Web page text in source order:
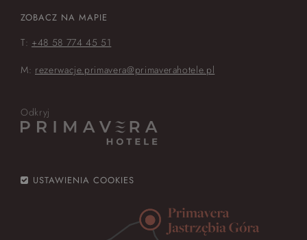
ZOBACZ NA MAPIE
T: +48 58 774 45 51
M: rezerwacje.primavera@primaverahotele.pl
Odkryj
USTAWIENIA COOKIES